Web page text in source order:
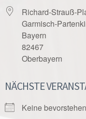
Richard-Strauß-
Garmisch-
Bayern
82467
Oberbayern
NÄCHSTE
Keine